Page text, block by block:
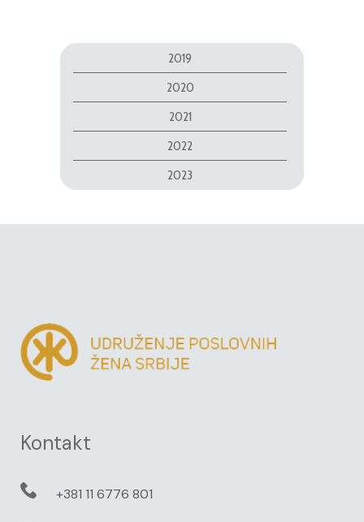
2019
2020
2021
2022
2023
Kontakt
+381 11 6776 801